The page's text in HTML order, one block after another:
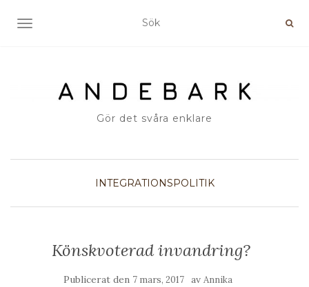
SLÅ PÅ/AV NAVIGERING
Gör det svåra enklare
INTEGRATIONSPOLITIK
Könskvoterad invandring?
Publicerat den 7 mars, 2017 av Annika